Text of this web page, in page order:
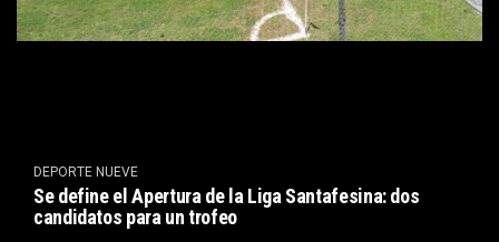
DEPORTE NUEVE
Se define el Apertura de la Liga Santafesina: dos
candidatos para un trofeo